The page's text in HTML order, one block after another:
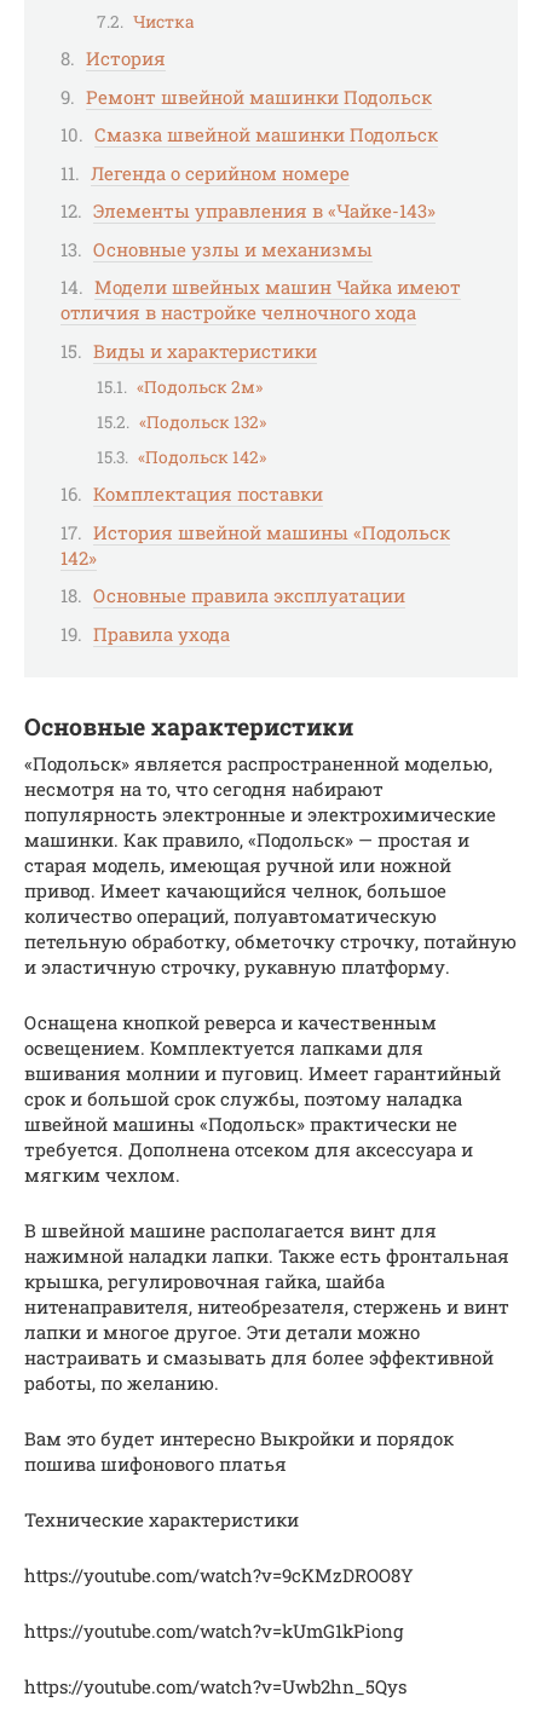
Чистка
История
Ремонт швейной машинки Подольск
Смазка швейной машинки Подольск
Легенда о серийном номере
Элементы управления в «Чайке-143»
Основные узлы и механизмы
Модели швейных машин Чайка имеют
отличия в настройке челночного хода
Виды и характеристики
«Подольск 2м»
«Подольск 132»
«Подольск 142»
Комплектация поставки
История швейной машины «Подольск
142»
Основные правила эксплуатации
Правила ухода
Основные характеристики
«Подольск» является распространенной моделью,
несмотря на то, что сегодня набирают
популярность электронные и электрохимические
машинки. Как правило, «Подольск» — простая и
старая модель, имеющая ручной или ножной
привод. Имеет качающийся челнок, большое
количество операций, полуавтоматическую
петельную обработку, обметочку строчку, потайную
и эластичную строчку, рукавную платформу.
Оснащена кнопкой реверса и качественным
освещением. Комплектуется лапками для
вшивания молнии и пуговиц. Имеет гарантийный
срок и большой срок службы, поэтому наладка
швейной машины «Подольск» практически не
требуется. Дополнена отсеком для аксессуара и
мягким чехлом.
В швейной машине располагается винт для
нажимной наладки лапки. Также есть фронтальная
крышка, регулировочная гайка, шайба
нитенаправителя, нитеобрезателя, стержень и винт
лапки и многое другое. Эти детали можно
настраивать и смазывать для более эффективной
работы, по желанию.
Вам это будет интересно Выкройки и порядок
пошива шифонового платья
Технические характеристики
https://youtube.com/watch?v=9cKMzDROO8Y
https://youtube.com/watch?v=kUmG1kPiong
https://youtube.com/watch?v=Uwb2hn_5Qys